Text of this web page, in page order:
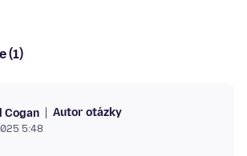
(1)
Cogan Autor otázky
5:48